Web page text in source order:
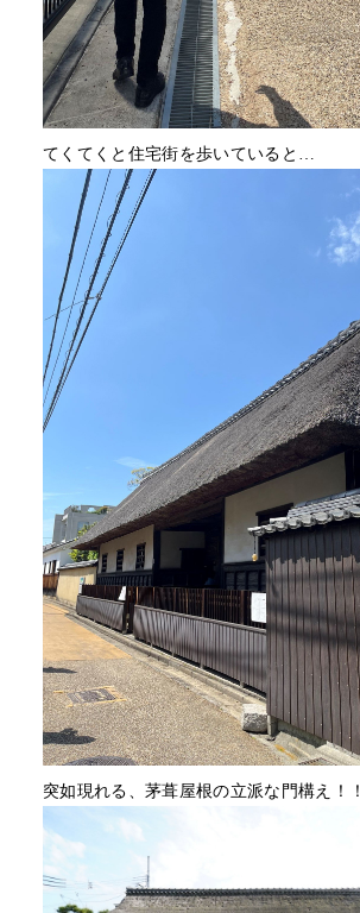
てくてくと住宅街を歩いていると…
突如現れる、茅葺屋根の立派な門構え！！